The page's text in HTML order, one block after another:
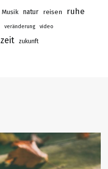
Musik natur reisen ruhe
veränderung video
zeit zukunft